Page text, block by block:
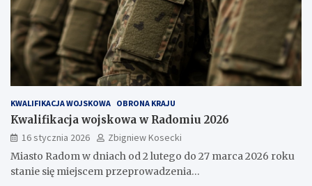
KWALIFIKACJA WOJSKOWA OBRONA KRAJU
Kwalifikacja wojskowa w Radomiu 2026
16 stycznia 2026
Zbigniew Kosecki
Miasto Radom w dniach od 2 lutego do 27 marca 2026 roku
stanie się miejscem przeprowadzenia…